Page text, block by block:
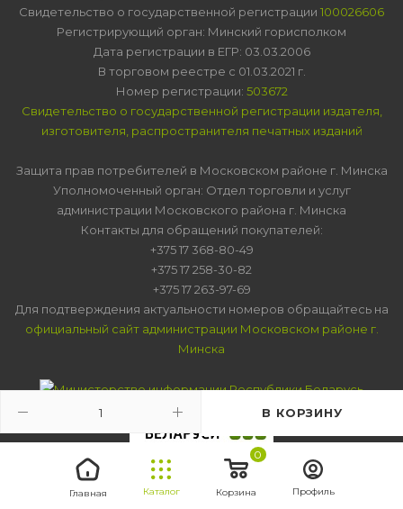
В КОРЗИНУ
Главная Каталог Корзина
0
Профиль
Свидетельство о государственной регистрации 100026606
Регистрирующий орган: Минский горисполком
Дата регистрации в ЕГР: 03.03.2006
В торговом реестре с 01.03.2021 г.
Номер регистрации: 503672
Свидетельство о государственной регистрации издателя,
изготовителя, распространителя печатных изданий
Защита прав потребителей в Московском районе г. Минска
Уполномоченный орган: Отдел торговли и услуг
администрации Московского района г. Минска
Контакты для обращений покупателей:
+375 17 368-80-49
+375 17 258-30-82
+375 17 263-97-69
Для подтверждения актуальности номеров обращайтесь на
официальный сайт администрации Московском районе г.
Минска